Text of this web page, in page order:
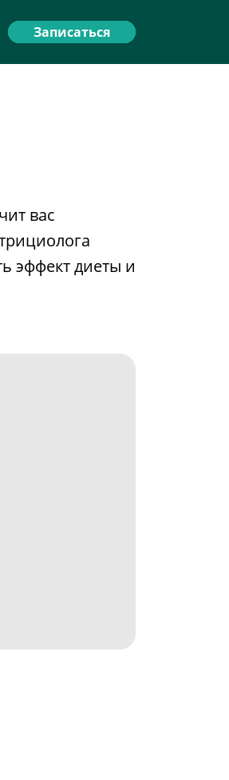
Записаться
вас
эффект диеты и